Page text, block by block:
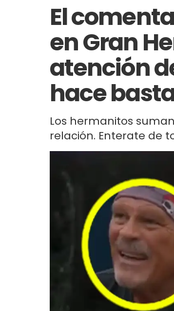
El
en Gran
atención
hace
Los hermanitos
relación. Enterate de